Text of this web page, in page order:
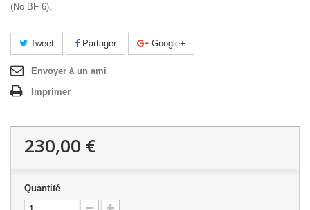
(No BF 6).
Tweet Partager Google+
Envoyer à un ami
Imprimer
230,00 €
Quantité